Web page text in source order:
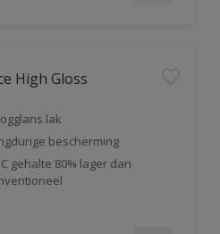
High Gloss
lak
bescherming
gehalte 80% lager dan